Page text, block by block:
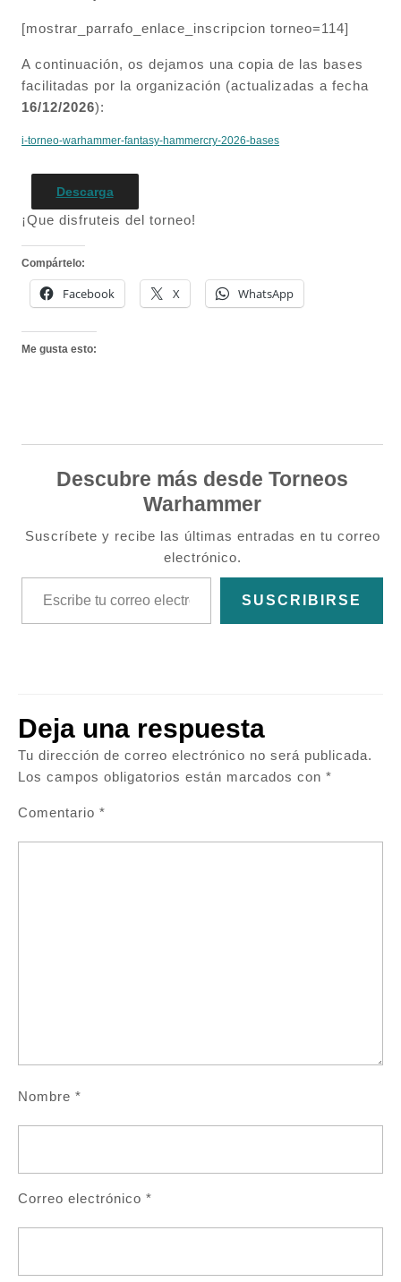
[mostrar_parrafo_enlace_inscripcion torneo=114]
A continuación, os dejamos una copia de las bases
facilitadas por la organización (actualizadas a fecha
16/12/2026):
i-torneo-warhammer-fantasy-hammercry-2026-bases
Descarga
¡Que disfruteis del torneo!
Compártelo:
Facebook X WhatsApp
Me gusta esto:
Descubre más desde Torneos
Warhammer
Suscríbete y recibe las últimas entradas en tu correo
electrónico.
Escribe tu correo electrónico…
SUSCRIBIRSE
Deja una respuesta
Tu dirección de correo electrónico no será publicada.
Los campos obligatorios están marcados con *
Comentario *
Nombre *
Correo electrónico *